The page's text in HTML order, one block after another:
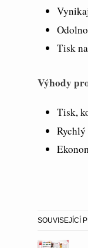
Tisk
Výhody
Tisk,
SOUVISEJÍCÍ